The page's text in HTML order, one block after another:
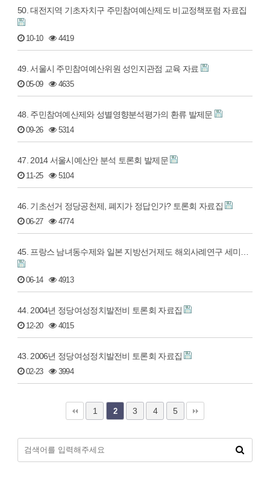
50. 대전지역 기초자치구 주민참여예산제도 비교정책포럼 자료집
10-10 4419
49. 서울시 주민참여예산위원 성인지관점 교육 자료
05-09 4635
48. 주민참여예산제와 성별영향분석평가의 환류 발제문
09-26 5314
47. 2014 서울시예산안 분석 토론회 발제문
11-25 5104
46. 기초선거 정당공천제, 폐지가 정답인가? 토론회 자료집
06-27 4774
45. 프랑스 남녀동수제와 일본 지방선거제도 해외사례연구 세미…
06-14 4913
44. 2004년 정당여성정치발전비 토론회 자료집
12-20 4015
43. 2006년 정당여성정치발전비 토론회 자료집
02-23 3994
1 2 3 4 5